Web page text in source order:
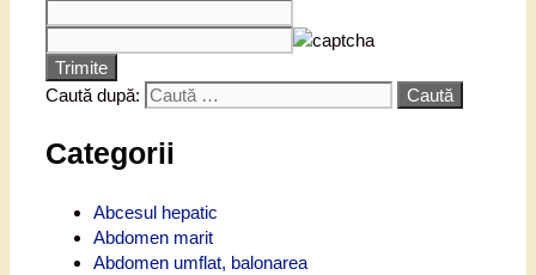
Trimite
Caută după:
Categorii
Abcesul hepatic
Abdomen marit
Abdomen umflat, balonarea